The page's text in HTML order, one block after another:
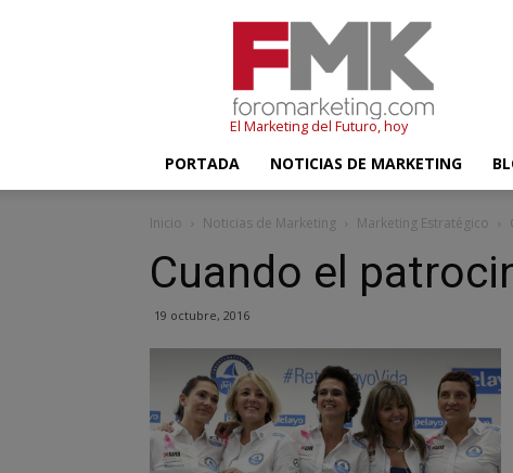
El Marketing del Futuro, hoy
PORTADA NOTICIAS DE MARKETING
Inicio Noticias de Marketing Marketing Estratégico
Cuando el
19 octubre, 2016